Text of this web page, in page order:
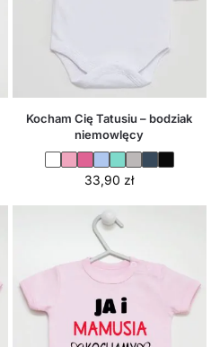
Kocham Cię Tatusiu – bodziak
niemowlęcy
33,90 zł